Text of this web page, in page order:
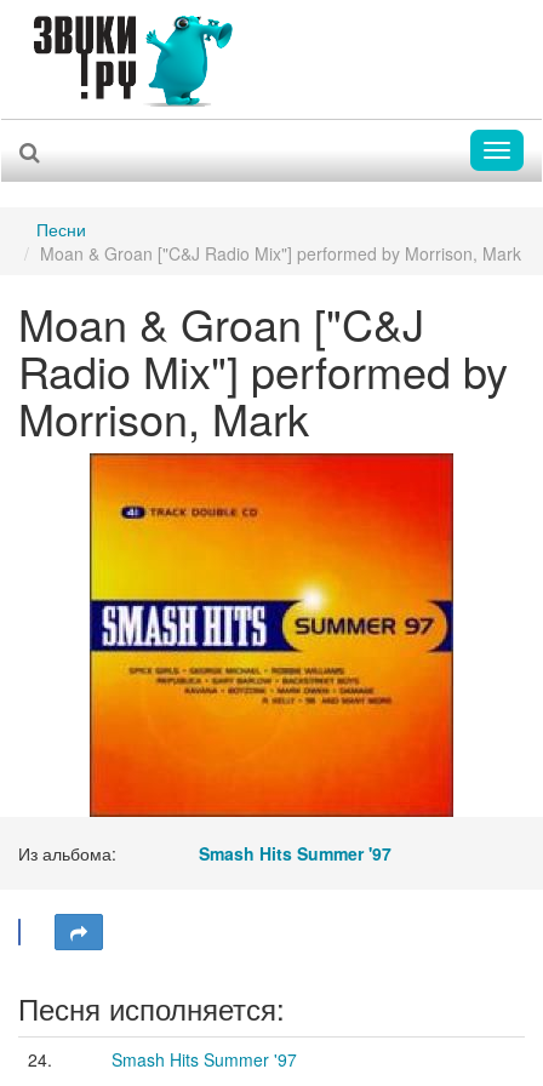
Песни
Moan & Groan ["C&J Radio Mix"] performed by Morrison, Mark
Moan & Groan ["C&J
Radio Mix"] performed by
Morrison, Mark
Из альбома: Smash Hits Summer '97
Песня исполняется:
24. Smash Hits Summer '97